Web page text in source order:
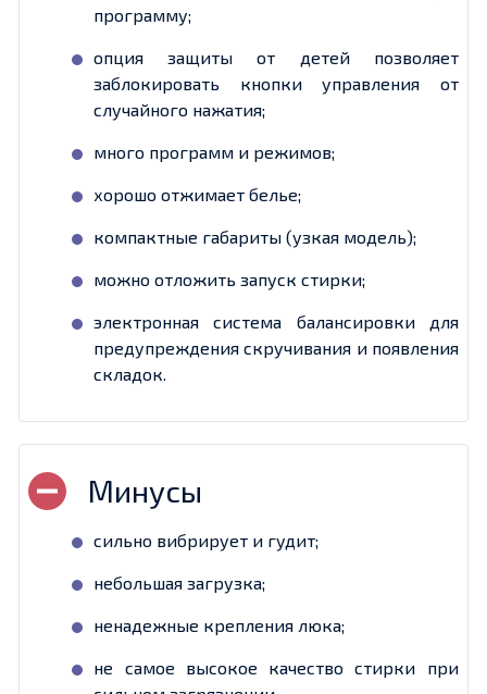
программу;
опция защиты от детей позволяет
заблокировать кнопки управления от
случайного нажатия;
много программ и режимов;
хорошо отжимает белье;
компактные габариты (узкая модель);
можно отложить запуск стирки;
электронная система балансировки для
предупреждения скручивания и появления
складок.
сильно вибрирует и гудит;
небольшая загрузка;
ненадежные крепления люка;
не самое высокое качество стирки при